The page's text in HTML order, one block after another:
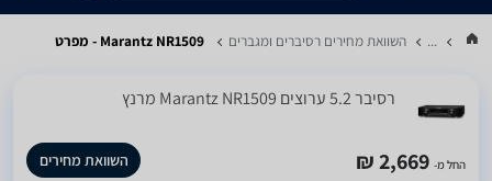
... השוואת מחירים רסיברים ומגברים Marantz NR1509 - מפרט
רסיבר ‏5.2 ‏ערוצים Marantz NR1509 מרנץ
החל מ- 2,669 ₪ השוואת מחירים